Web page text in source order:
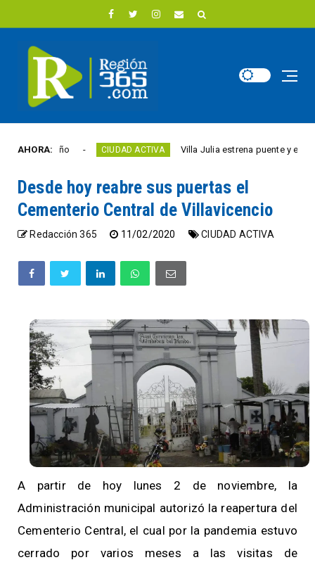
AHORA:
año CIUDAD ACTIVA Villa Julia estrena puente y espacios
Desde hoy reabre sus puertas el
Cementerio Central de Villavicencio
Redacción 365 11/02/2020 CIUDAD ACTIVA
A partir de hoy lunes 2 de noviembre, la
Administración municipal autorizó la reapertura del
Cementerio Central, el cual por la pandemia estuvo
cerrado por varios meses a las visitas de